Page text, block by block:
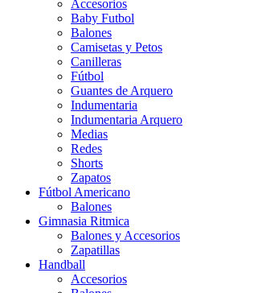
Accesorios
Baby Futbol
Balones
Camisetas y Petos
Canilleras
Fútbol
Guantes de Arquero
Indumentaria
Indumentaria Arquero
Medias
Redes
Shorts
Zapatos
Fútbol Americano
Balones
Gimnasia Ritmica
Balones y Accesorios
Zapatillas
Handball
Accesorios